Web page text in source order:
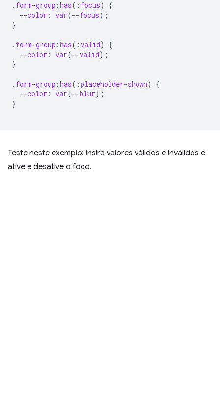
. form-group :has( : focus)
{
--color : var(--focus);
}
. form-group :has( :valid)
{
--color : var(--valid);
}
. form-group :has( :placeholder-shown)
{
--color : var(--blur);
}
Teste neste exemplo: insira valores válidos e inválidos e
ative e desative o foco.